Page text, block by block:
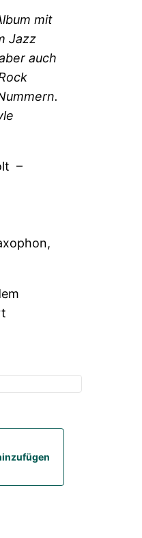
mit
Jazz
auch
–